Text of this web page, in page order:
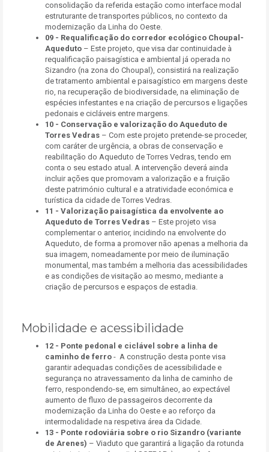
consolidação da referida estação como interface modal
estruturante de transportes públicos, no contexto da
modernização da Linha do Oeste.
09 - Requalificação do corredor ecológico Choupal-
Aqueduto – Este projeto, que visa dar continuidade à
requalificação paisagística e ambiental já operada no
Sizandro (na zona do Choupal), consistirá na realização
de tratamento ambiental e paisagístico em margens deste
rio, na recuperação de biodiversidade, na eliminação de
espécies infestantes e na criação de percursos e ligações
pedonais e cicláveis entre margens.
10 - Conservação e valorização do Aqueduto de
Torres Vedras – Com este projeto pretende-se proceder,
com caráter de urgência, a obras de conservação e
reabilitação do Aqueduto de Torres Vedras, tendo em
conta o seu estado atual. A intervenção deverá ainda
incluir ações que promovam a valorização e a fruição
deste património cultural e a atratividade económica e
turística da cidade de Torres Vedras.
11 - Valorização paisagística da envolvente ao
Aqueduto de Torres Vedras – Este projeto visa
complementar o anterior, incidindo na envolvente do
Aqueduto, de forma a promover não apenas a melhoria da
sua imagem, nomeadamente por meio de iluminação
monumental, mas também a melhoria das acessibilidades
e as condições de visitação ao mesmo, mediante a
criação de percursos e espaços de estadia.
Mobilidade e acessibilidade
12 - Ponte pedonal e ciclável sobre a linha de
caminho de ferro - A construção desta ponte visa
garantir adequadas condições de acessibilidade e
segurança no atravessamento da linha de caminho de
ferro, respondendo-se, em simultâneo, ao expectável
aumento de fluxo de passageiros decorrente da
modernização da Linha do Oeste e ao reforço da
intermodalidade na respetiva área da Cidade.
13 - Ponte rodoviária sobre o rio Sizandro (variante
de Arenes) – Viaduto que garantirá a ligação da rotunda